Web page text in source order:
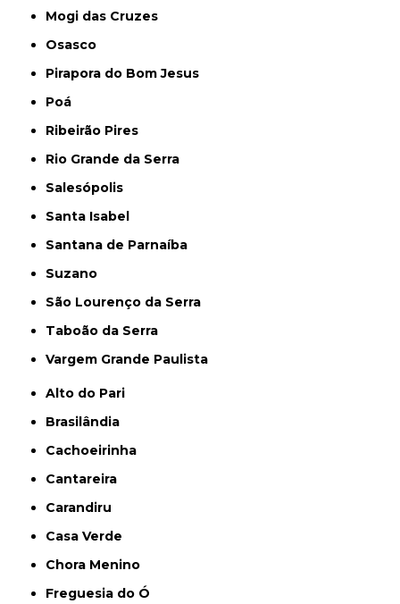
Mogi das Cruzes
Osasco
Pirapora do Bom Jesus
Poá
Ribeirão Pires
Rio Grande da Serra
Salesópolis
Santa Isabel
Santana de Parnaíba
Suzano
São Lourenço da Serra
Taboão da Serra
Vargem Grande Paulista
Alto do Pari
Brasilândia
Cachoeirinha
Cantareira
Carandiru
Casa Verde
Chora Menino
Freguesia do Ó